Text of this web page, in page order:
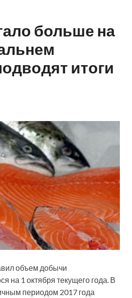
больше на
итоги
объем добычи
на 1 октября текущего года. В
периодом 2017 года